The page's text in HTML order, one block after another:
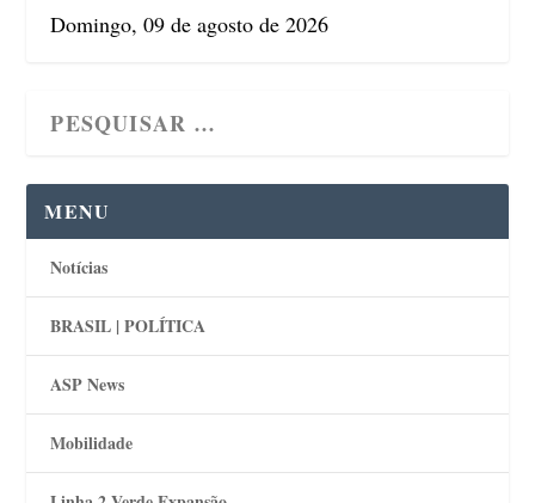
Domingo, 09 de agosto de 2026
MENU
Notícias
BRASIL | POLÍTICA
ASP News
Mobilidade